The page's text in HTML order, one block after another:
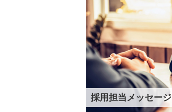
採用担当 メッセージ